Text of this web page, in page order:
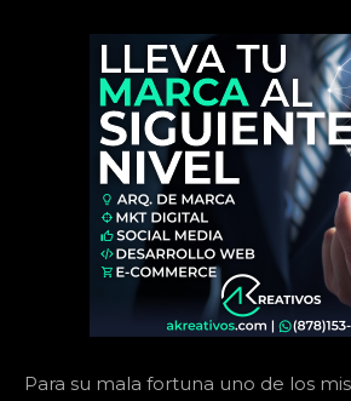
Para su mala fortuna uno de los